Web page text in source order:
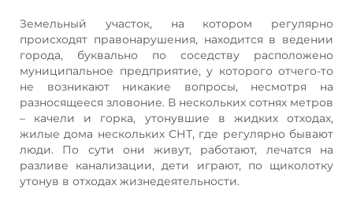
Земельный участок, на котором регулярно
происходят правонарушения, находится в ведении
города, буквально по соседству расположено
муниципальное предприятие, у которого отчего-то
не возникают никакие вопросы, несмотря на
разносящееся зловоние. В нескольких сотнях метров
– качели и горка, утонувшие в жидких отходах,
жилые дома нескольких СНТ, где регулярно бывают
люди. По сути они живут, работают, лечатся на
разливе канализации, дети играют, по щиколотку
утонув в отходах жизнедеятельности.